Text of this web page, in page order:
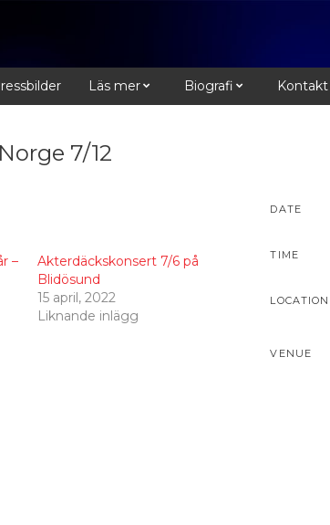
Läs mer Biografi Kontakt
7/12
DATE
TIME
LOCATION
VENUE
–
Akterdäckskonsert 7/6 på
Blidösund
15 april, 2022
Liknande inlägg